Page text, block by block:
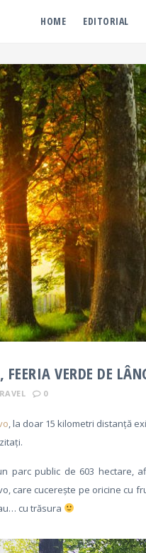
HOME EDITORIAL
FEERIA VERDE DE
0
, la doar 15 kilometri distanță
parc public de 603 hectare,
care cucerește pe oricine cu
cu trăsura